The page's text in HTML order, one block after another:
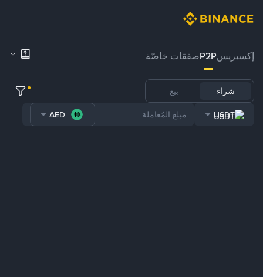
إكسبريسP2Pصفقات خاصّة
شراء بيع
USDT
AED